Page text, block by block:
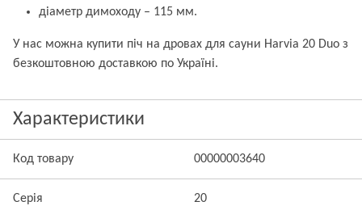
діаметр димоходу – 115 мм.
У нас можна купити піч на дровах для сауни Harvia 20 Duo з
безкоштовною доставкою по Україні.
Характеристики
Код товару 00000003640
Серія 20